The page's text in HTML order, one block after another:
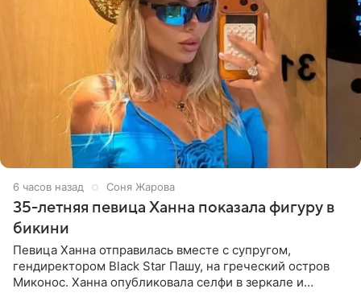
6 часов назад Соня Жарова
35-летняя певица Ханна показала фигуру в
бикини
Певица Ханна отправилась вместе с супругом,
гендиректором Black Star Пашу, на греческий остров
Миконос. Ханна опубликовала селфи в зеркале и